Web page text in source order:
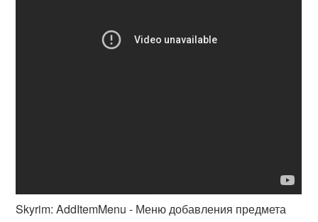
Skyrim: AddItemMenu - Меню добавления предмета